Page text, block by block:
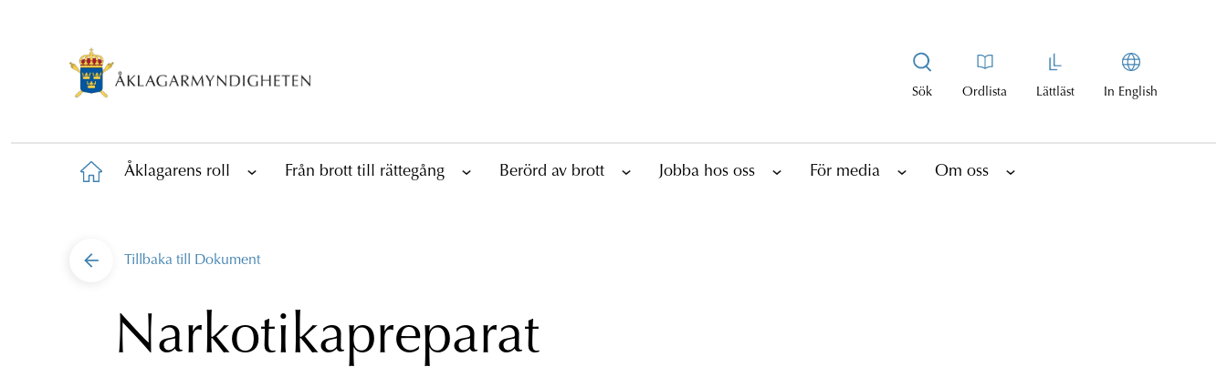
Sök Ordlista Lättläst In English
Åklagarens roll Från brott till rättegång Berörd av brott Jobba hos oss För media Om oss
Tillbaka till Dokument
Narkotikapreparat